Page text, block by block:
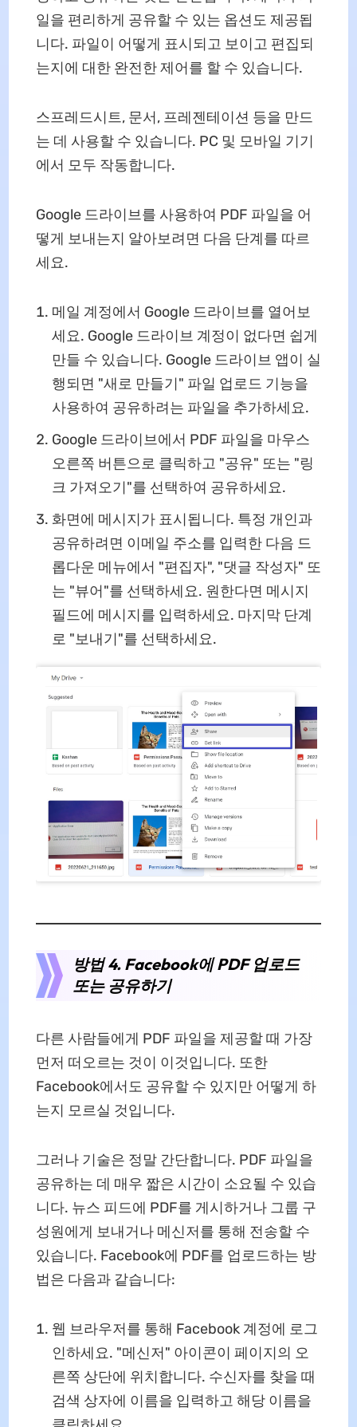
일을 편리하게 공유할 수 있는 옵션도 제공됩
니다. 파일이 어떻게 표시되고 보이고 편집되
는지에 대한 완전한 제어를 할 수 있습니다.
스프레드시트, 문서, 프레젠테이션 등을 만드
는 데 사용할 수 있습니다. PC 및 모바일 기기
에서 모두 작동합니다.
Google 드라이브를 사용하여 PDF 파일을 어
떻게 보내는지 알아보려면 다음 단계를 따르
세요.
메일 계정에서 Google 드라이브를 열어보
세요. Google 드라이브 계정이 없다면 쉽게
만들 수 있습니다. Google 드라이브 앱이 실
행되면 "새로 만들기" 파일 업로드 기능을
사용하여 공유하려는 파일을 추가하세요.
Google 드라이브에서 PDF 파일을 마우스
오른쪽 버튼으로 클릭하고 "공유" 또는 "링
크 가져오기"를 선택하여 공유하세요.
화면에 메시지가 표시됩니다. 특정 개인과
공유하려면 이메일 주소를 입력한 다음 드
롭다운 메뉴에서 "편집자", "댓글 작성자" 또
는 "뷰어"를 선택하세요. 원한다면 메시지
필드에 메시지를 입력하세요. 마지막 단계
로 "보내기"를 선택하세요.
방법 4. Facebook에 PDF 업로드
또는 공유하기
다른 사람들에게 PDF 파일을 제공할 때 가장
먼저 떠오르는 것이 이것입니다. 또한
Facebook에서도 공유할 수 있지만 어떻게 하
는지 모르실 것입니다.
그러나 기술은 정말 간단합니다. PDF 파일을
공유하는 데 매우 짧은 시간이 소요될 수 있습
니다. 뉴스 피드에 PDF를 게시하거나 그룹 구
성원에게 보내거나 메신저를 통해 전송할 수
있습니다. Facebook에 PDF를 업로드하는 방
법은 다음과 같습니다:
웹 브라우저를 통해 Facebook 계정에 로그
인하세요. "메신저" 아이콘이 페이지의 오
른쪽 상단에 위치합니다. 수신자를 찾을 때
검색 상자에 이름을 입력하고 해당 이름을